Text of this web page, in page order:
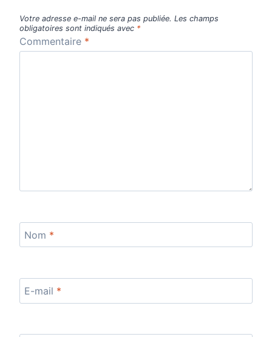
Votre adresse e-mail ne sera pas publiée. Les champs
obligatoires sont indiqués avec *
Commentaire *
Nom *
E-mail *